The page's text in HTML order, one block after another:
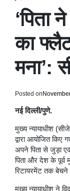
‘पिता
का
मना’:
Posted on
नई दिल्ली/पुणे.
मुख्य न्यायाधीश
द्वारा आयोजित
अपने पिता से जुड़ा
पिता और देश के पूर्व
रिटायरमेंट तक बेचने
मुख्य न्यायाधीश ने